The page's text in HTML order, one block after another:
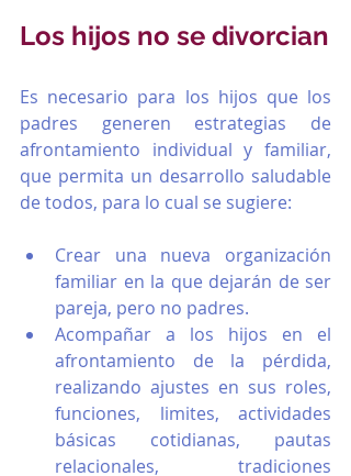
Los hijos no se divorcian
Es necesario para los hijos que los
padres generen estrategias de
afrontamiento individual y familiar,
que permita un desarrollo saludable
de todos, para lo cual se sugiere:
Crear una nueva organización
familiar en la que dejarán de ser
pareja, pero no padres.
Acompañar a los hijos en el
afrontamiento de la pérdida,
realizando ajustes en sus roles,
funciones, limites, actividades
básicas cotidianas, pautas
relacionales, tradiciones